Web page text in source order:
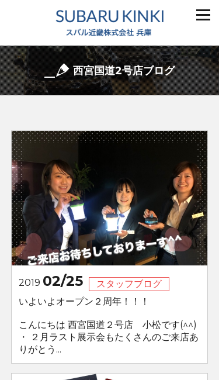
西宮国道2号店ブログ
2019 02/25
スタッフブログ
いよいよオープン２周年！！！
こんにちは 西宮国道２号店 小松です(^^)
・ ２月ラスト展示会もたくさんのご来店あ
りがとう...